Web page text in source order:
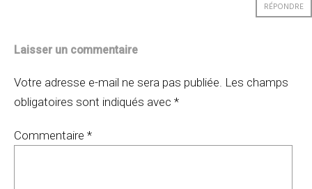
RÉPONDRE
Laisser un commentaire
Votre adresse e-mail ne sera pas publiée. Les champs
obligatoires sont indiqués avec *
Commentaire *